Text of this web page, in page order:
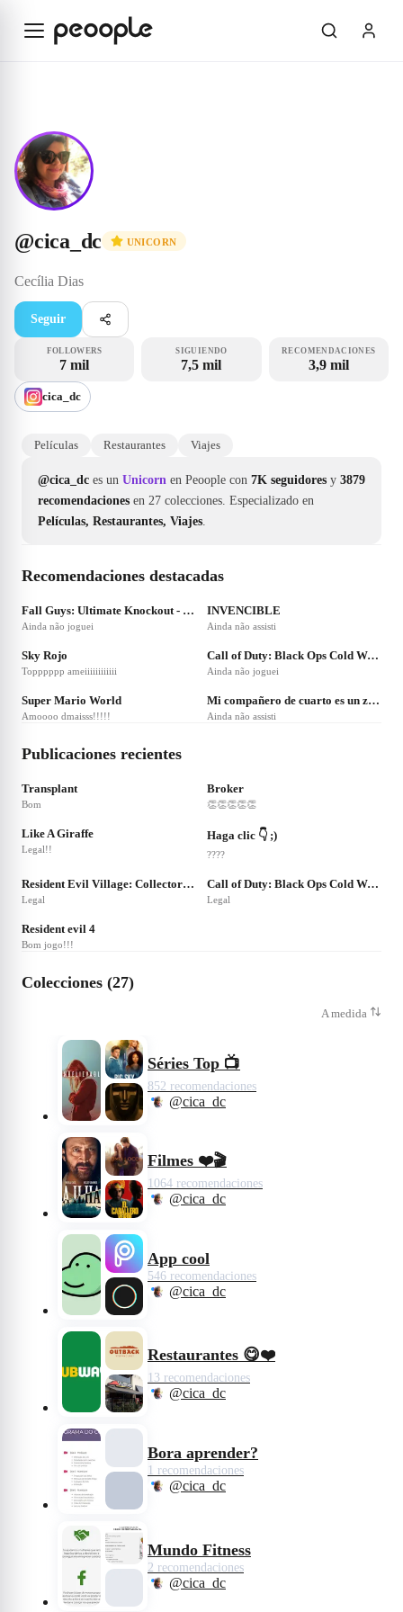
@cica_dc UNICORN
Cecília Dias
Seguir
FOLLOWERS
7 mil
SIGUIENDO
7,5 mil
RECOMENDACIONES
3,9 mil
cica_dc
Películas Restaurantes Viajes
@cica_dc es un Unicorn en Peoople con 7K seguidores y 3879
recomendaciones en 27 colecciones. Especializado en
Películas, Restaurantes, Viajes.
Recomendaciones destacadas
❤69
Fall Guys: Ultimate Knockout - Season 4
Ainda não joguei
❤
INVENCIBLE
Ainda não assisti
❤ 38
Sky Rojo
Topppppp ameiiiiiiiiiiii
❤ 36
Call of Duty: Black Ops Cold War - Season 4
Ainda não joguei
❤33
Super Mario World
Amoooo dmaisss!!!!!
❤ 25
Mi compañero de cuarto es un zorro de nueve colas
Ainda não assisti
Publicaciones recientes
❤73
Transplant
Bom
Broker
👏👏👏👏👏
❤
Like A Giraffe
Legal!!
❤40
Haga clic 👇 ;)
????
❤50
Resident Evil Village: Collector's Edition
Legal
❤
Call of Duty: Black Ops Cold War - Season 3
Legal
❤
Resident evil 4
Bom jogo!!!
Colecciones (27)
A medida
Séries Top 📺
852 recomendaciones
@cica_dc
Filmes ❤️🎬
1064 recomendaciones
@cica_dc
App cool
546 recomendaciones
@cica_dc
Restaurantes 😋❤️
13 recomendaciones
@cica_dc
Bora aprender?
1 recomendaciones
@cica_dc
Mundo Fitness
2 recomendaciones
@cica_dc